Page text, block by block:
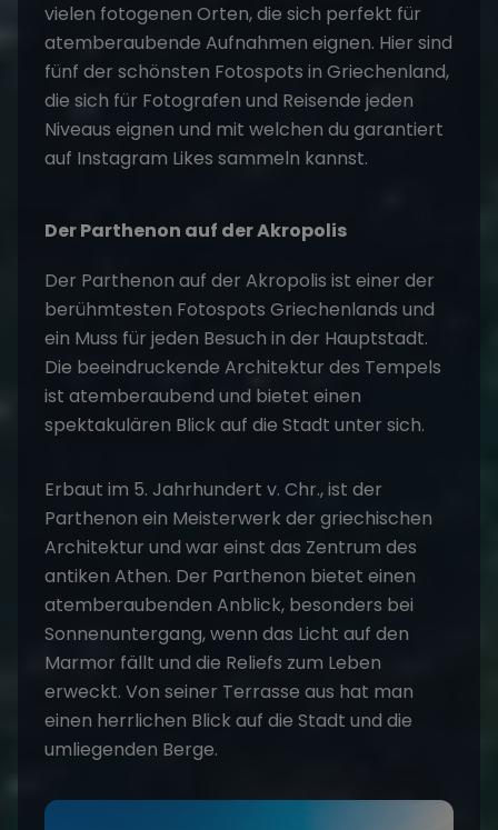
vielen fotogenen Orten, die sich perfekt für
atemberaubende Aufnahmen eignen. Hier sind
fünf der schönsten Fotospots in Griechenland,
die sich für Fotografen und Reisende jeden
Niveaus eignen und mit welchen du garantiert
auf Instagram Likes sammeln kannst.
Der Parthenon auf der Akropolis
Der Parthenon auf der Akropolis ist einer der
berühmtesten Fotospots Griechenlands und
ein Muss für jeden Besuch in der Hauptstadt.
Die beeindruckende Architektur des Tempels
ist atemberaubend und bietet einen
spektakulären Blick auf die Stadt unter sich.
Erbaut im 5. Jahrhundert v. Chr., ist der
Parthenon ein Meisterwerk der griechischen
Architektur und war einst das Zentrum des
antiken Athen. Der Parthenon bietet einen
atemberaubenden Anblick, besonders bei
Sonnenuntergang, wenn das Licht auf den
Marmor fällt und die Reliefs zum Leben
erweckt. Von seiner Terrasse aus hat man
einen herrlichen Blick auf die Stadt und die
umliegenden Berge.